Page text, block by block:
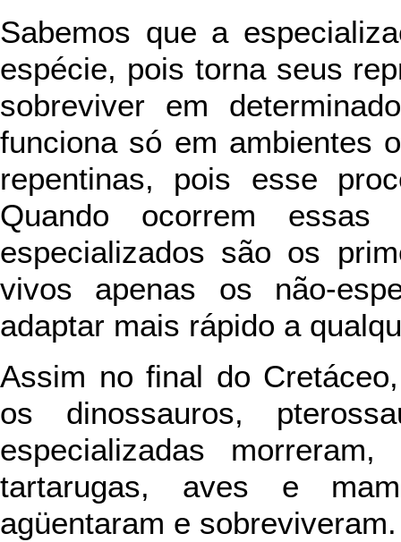
Sabemos que a
espécie, pois torna seus
sobreviver em
funciona só em ambientes
repentinas, pois esse
Quando ocorrem essas
especializados são os
vivos apenas os não-
adaptar mais rápido a
Assim no final do
os dinossauros,
especializadas
tartarugas, aves e
agüentaram e sobreviveram.